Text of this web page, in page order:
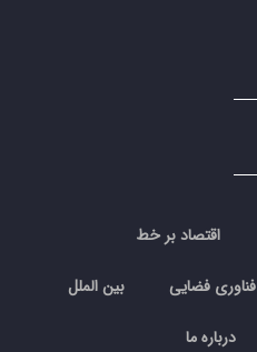
اقتصاد بر خط
فناوری فضایی بین الملل
درباره ما